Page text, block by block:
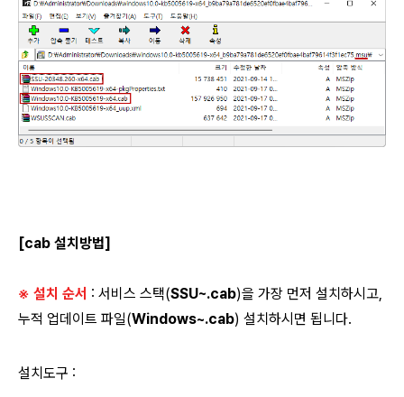
[cab 설치방법]
※ 설치 순서 : 서비스 스택(SSU~.cab)을 가장 먼저 설치하시고,
누적 업데이트 파일(Windows~.cab) 설치하시면 됩니다.
설치도구 :